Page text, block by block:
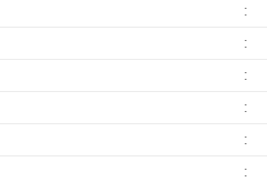
:
:
:
:
:
: